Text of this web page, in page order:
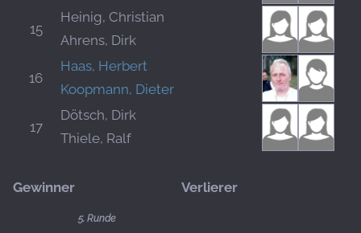
15
Heinig, Christian
Ahrens, Dirk
16
Haas, Herbert
Koopmann, Dieter
17
Dötsch, Dirk
Thiele, Ralf
Gewinner Verlierer
5. Runde